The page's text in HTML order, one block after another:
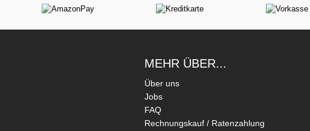
MEHR ÜBER...
Über uns
Jobs
FAQ
Rechnungskauf / Ratenzahlung